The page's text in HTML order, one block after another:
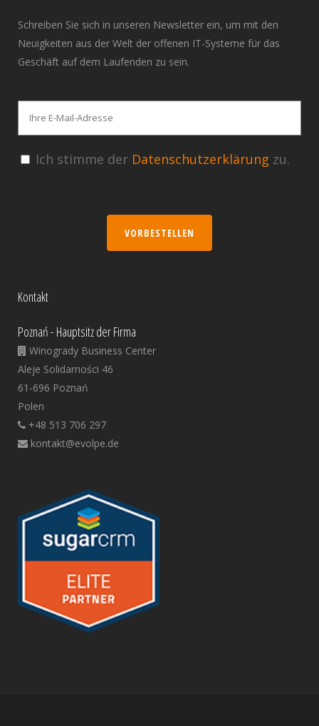
Schreiben Sie sich in unseren Newsletter ein, um mit den
Neuigkeiten aus der Welt der offenen IT-Systeme für das
Geschäft auf dem Laufenden zu sein.
Ich stimme der Datenschutzerklärung zu.
VORBESTELLEN
Kontakt
Poznań - Hauptsitz der Firma
Winogrady Business Center
Aleje Solidarności 46
61-696 Poznań
Polen
+48 513 706 297
kontakt@evolpe.de